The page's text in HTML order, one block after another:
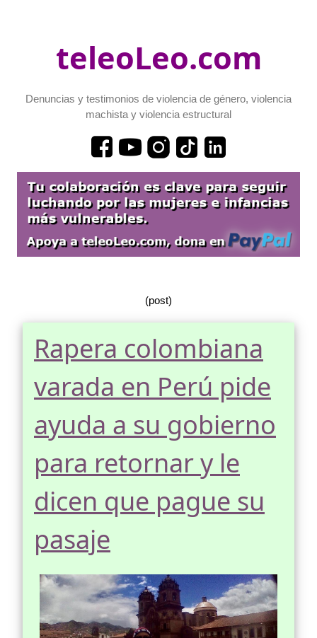
teleoLeo.com
Denuncias y testimonios de violencia de género, violencia
machista y violencia estructural
(post)
Rapera colombiana
varada en Perú pide
ayuda a su gobierno
para retornar y le
dicen que pague su
pasaje